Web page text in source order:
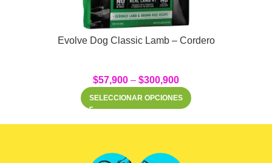
Evolve Dog Classic Lamb – Cordero
$57,900 – $300,900
SELECCIONAR OPCIONES